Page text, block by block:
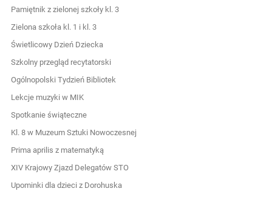
Pamiętnik z zielonej szkoły kl. 3
Zielona szkoła kl. 1 i kl. 3
Świetlicowy Dzień Dziecka
Szkolny przegląd recytatorski
Ogólnopolski Tydzień Bibliotek
Lekcje muzyki w MIK
Spotkanie świąteczne
Kl. 8 w Muzeum Sztuki Nowoczesnej
Prima aprilis z matematyką
XIV Krajowy Zjazd Delegatów STO
Upominki dla dzieci z Dorohuska